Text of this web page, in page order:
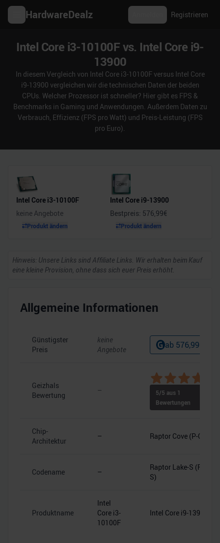
HardwareDealz Registrieren
Intel Core i3-10100F vs. Intel Core i9-
13900
In diesem Vergleich von Intel Core i3-10100F versus Intel Core
i9-13900 vergleichen wir die technischen Daten der beiden
CPUs. Welcher Prozessor ist schneller? Hier gibt es FPS &
Benchmarks in Gaming und Anwendungen. Außerdem Daten zu
Verbrauch, Effizienz (FPS pro Watt) und Preis-Leistung (FPS
pro Euro).
Intel Core i3-10100F
keine Angebote
Produkt ändern
Intel Core i9-13900
Bestpreis: 576,99€
Produkt ändern
Hinweis: Unsere Links sind Affiliate Links. Wir erhalten beim Kauf
eine kleine Provision, ohne dass sich euer Preis erhöht.
Allgemeine Informationen
Günstigster
Preis
keine
Angebote
ab 576,99€
Geizhals
Bewertung
– 5/5 aus 1
Bewertungen
Chip-
Architektur
– Raptor Cove (P-Core)
Codename –
Raptor Lake-S (RPL-
S)
Produktname
Intel
Core i3-
10100F
Intel Core i9-13900